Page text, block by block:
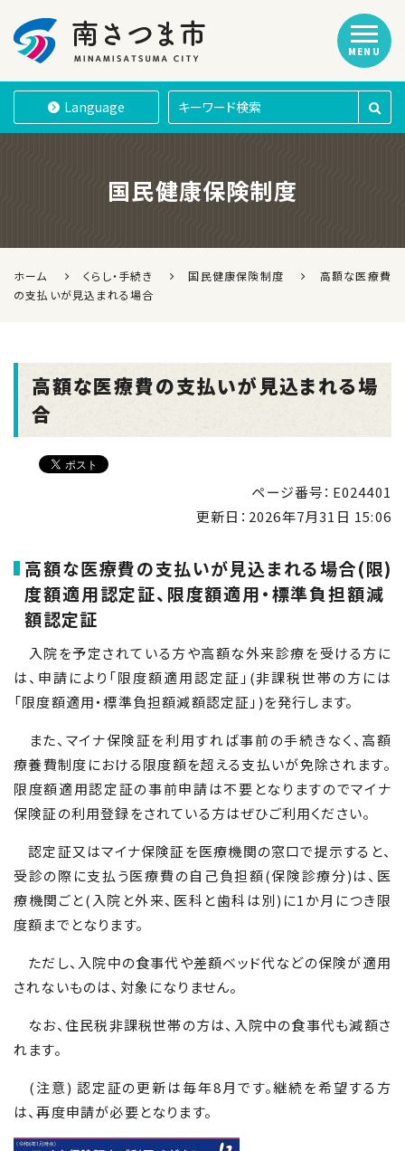
南さつま市
Language
MENU
国民健康保険制度
ホーム くらし・手続き 国民健康保険制度
高額な医療費
の支払いが見込まれる場合
高額な医療費の支払いが見込まれる場
合
ページ番号：E024401
更新日： 2026年7月31日 15:06
高額な医療費の支払いが見込まれる場合(限
度額適用認定証、限度額適用・標準負担額減
額認定証
)
入院を予定されている方や高額な外来診療を受ける方に
は、申請により「限度額適用認定証」(非課税世帯の方には
「限度額適用・標準負担額減額認定証」)を発行します。
また、マイナ保険証を利用すれば事前の手続きなく、高額
療養費制度における限度額を超える支払いが免除されます。
限度額適用認定証の事前申請は不要となりますのでマイナ
保険証の利用登録をされている方はぜひご利用ください。
認定証又はマイナ保険証を医療機関の窓口で提示すると、
受診の際に支払う医療費の自己負担額(保険診療分)は、医
療機関ごと(入院と外来、医科と歯科は別)に1 か月につき限
度額までとなります。
ただし、入院中の食事代や差額ベッド代などの保険が適用
されないものは、対象になりません。
なお、住民税非課税世帯の方は、入院中の食事代も減額さ
れます。
(注意) 認定証の更新は毎年8月です。継続を希望する方
は、再度申請が必要となります。